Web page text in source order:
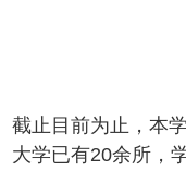
截止目前为止，本
大学已有20余所，